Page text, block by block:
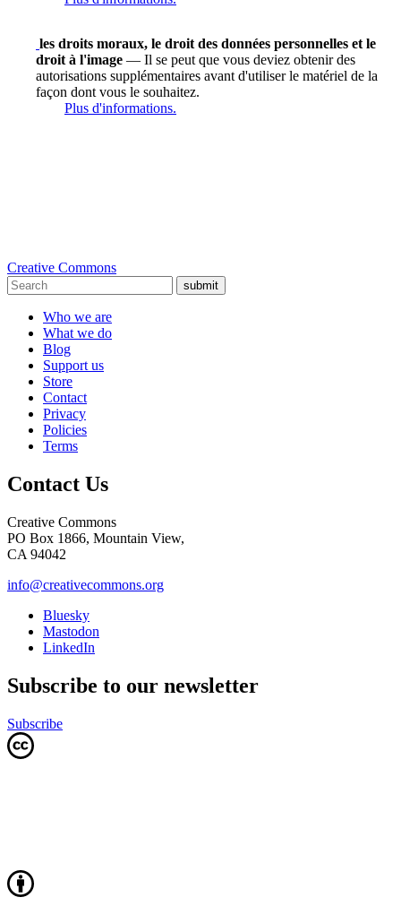
les droits moraux, le droit des données personnelles et le
droit à l'image — Il se peut que vous deviez obtenir des
autorisations supplémentaires avant d'utiliser le matériel de la
façon dont vous le souhaitez.
Plus d'informations.
Creative Commons
submit
Who we are
What we do
Blog
Support us
Store
Contact
Privacy
Policies
Terms
Contact Us
Creative Commons
PO Box 1866, Mountain View,
CA 94042
info@creativecommons.org
Bluesky
Mastodon
LinkedIn
Subscribe to our newsletter
Subscribe